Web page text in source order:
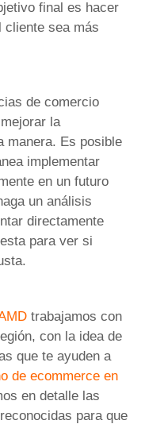
final es hacer
cliente sea más
de comercio
la
manera. Es posible
implementar
en un futuro
un análisis
directamente
para ver si
trabajamos con
con la idea de
que te ayuden a
de ecommerce en
en detalle las
para que